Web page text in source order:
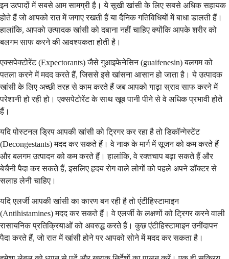
इन उत्पादों में सबसे आम सामग्री है। ये सूखी खांसी के लिए सबसे अधिक सहायक
होते हैं जो आपको रात में जगाए रखती हैं या दैनिक गतिविधियों में बाधा डालती हैं।
हालांकि, आपको उत्पादक खांसी को दबाना नहीं चाहिए क्योंकि आपके शरीर को
बलगम साफ करने की आवश्यकता होती है।
एक्सपेक्टोरेंट (Expectorants) जैसे गुआइफेनेसिन (guaifenesin) बलगम को
पतला करने में मदद करते हैं, जिससे इसे खांसना आसान हो जाता है। ये उत्पादक
खांसी के लिए अच्छी तरह से काम करते हैं जब आपको गाढ़ा स्राव साफ करने में
परेशानी हो रही हो। एक्सपेटोरेंट के साथ खूब पानी पीने से वे अधिक प्रभावी होते
हैं।
यदि पोस्टनल ड्रिप आपकी खांसी को ट्रिगर कर रहा है तो डिकॉन्गेस्टेंट
(Decongestants) मदद कर सकते हैं। वे नाक के मार्ग में सूजन को कम करते हैं
और बलगम उत्पादन को कम करते हैं। हालांकि, वे रक्तचाप बढ़ा सकते हैं और
बेचैनी पैदा कर सकते हैं, इसलिए हृदय रोग वाले लोगों को पहले अपने डॉक्टर से
सलाह लेनी चाहिए।
यदि एलर्जी आपकी खांसी का कारण बन रही है तो एंटीहिस्टामाइन
(Antihistamines) मदद कर सकते हैं। वे एलर्जी के लक्षणों को ट्रिगर करने वाली
रासायनिक प्रतिक्रियाओं को अवरुद्ध करते हैं। कुछ एंटीहिस्टामाइन उनींदापन
पैदा करते हैं, जो रात में खांसी होने पर आपको सोने में मदद कर सकता है।